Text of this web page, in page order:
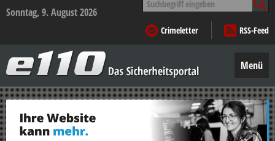
Sonntag, 9. August 2026
nach:
Crimeletter
RSS-Feed
–
Das
Sicherheitsportal
Menü
Zum
Inhalt
springen